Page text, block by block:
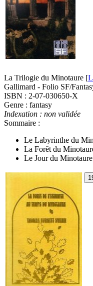
La Trilogie du Minotaure [
Gallimard - Folio SF/
ISBN : 2-07-030650-X
Genre : fantasy
Indexation : non validée
Sommaire :
Le Labyrinthe du
La Forêt du
Le Jour du